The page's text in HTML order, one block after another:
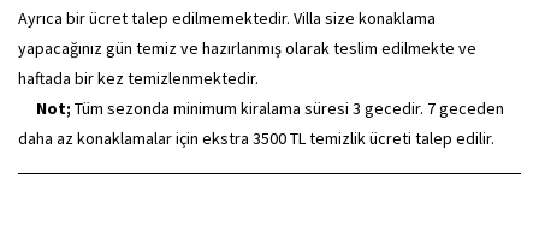
Ayrıca bir ücret talep edilmemektedir. Villa size konaklama
yapacağınız gün temiz ve hazırlanmış olarak teslim edilmekte ve
haftada bir kez temizlenmektedir.
Not; Tüm sezonda minimum kiralama süresi 3 gecedir. 7 geceden
daha az konaklamalar için ekstra 3500 TL temizlik ücreti talep edilir.